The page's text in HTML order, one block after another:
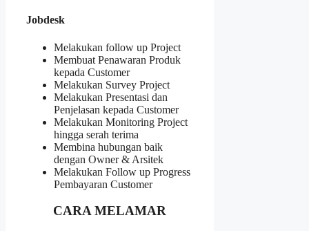
Jobdesk
Melakukan follow up Project
Membuat Penawaran Produk
kepada Customer
Melakukan Survey Project
Melakukan Presentasi dan
Penjelasan kepada Customer
Melakukan Monitoring Project
hingga serah terima
Membina hubungan baik
dengan Owner & Arsitek
Melakukan Follow up Progress
Pembayaran Customer
CARA MELAMAR